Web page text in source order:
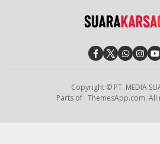
Copyright © PT. MEDIA
Parts of : ThemesApp.com.